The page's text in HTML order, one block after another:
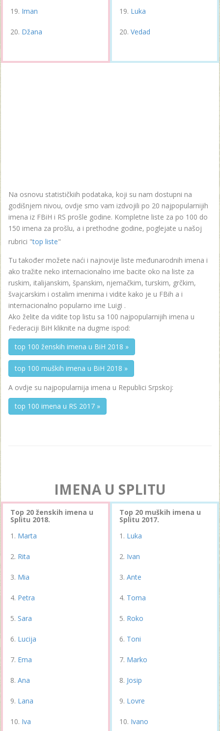
Iman
Džana
Luka
Vedad
Na osnovu statističkiih podataka, koji su nam dostupni na
godišnjem nivou, ovdje smo vam izdvojili po 20 najpopularnijih
imena iz FBiH i RS prošle godine. Kompletne liste za po 100 do
150 imena za prošlu, a i prethodne godine, poglejate u našoj
rubrici "top liste"
Tu također možete naći i najnovije liste međunarodnih imena i
ako tražite neko internacionalno ime bacite oko na liste za
ruskim, italijanskim, španskim, njemačkim, turskim, grčkim,
švajcarskim i ostalim imenima i vidite kako je u FBih a i
internacionalno popularno ime Luigi .
Ako želite da vidite top listu sa 100 najpopularnijih imena u
Federaciji BiH kliknite na dugme ispod:
top 100 ženskih imena u BiH 2018 »
top 100 muških imena u BiH 2018 »
A ovdje su najpopularnija imena u Republici Srpskoj:
top 100 imena u RS 2017 »
IMENA U SPLITU
Top 20 ženskih imena u
Splitu 2018.
Marta
Rita
Mia
Petra
Sara
Lucija
Ema
Ana
Lana
Iva
Top 20 muških imena u
Splitu 2017.
Luka
Ivan
Ante
Toma
Roko
Toni
Marko
Josip
Lovre
Ivano